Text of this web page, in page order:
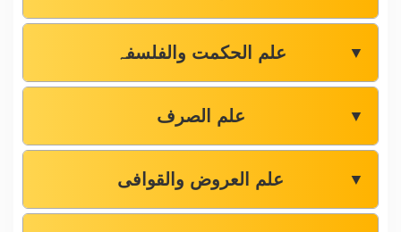
علم الحکمت والفلسفہ ▼
علم الصرف ▼
علم العروض والقوافی ▼